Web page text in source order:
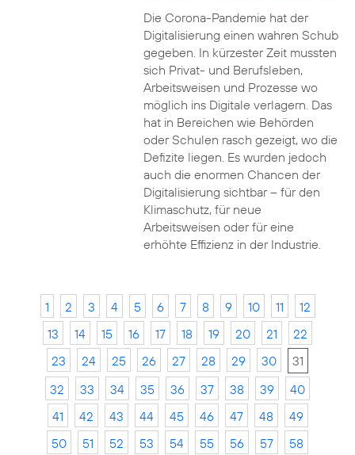
Die Corona-Pandemie hat der
Digitalisierung einen wahren Schub
gegeben. In kürzester Zeit mussten
sich Privat- und Berufsleben,
Arbeitsweisen und Prozesse wo
möglich ins Digitale verlagern. Das
hat in Bereichen wie Behörden
oder Schulen rasch gezeigt, wo die
Defizite liegen. Es wurden jedoch
auch die enormen Chancen der
Digitalisierung sichtbar – für den
Klimaschutz, für neue
Arbeitsweisen oder für eine
erhöhte Effizienz in der Industrie.
1 2 3 4 5 6 7 8 9 10 11
12
13
14 15 16 17 18 19 20 21
22
23
24 25 26 27 28 29 30
31
32
33 34 35 36 37 38 39
40
41
42 43 44 45 46 47 48
49
50
51 52 53 54 55 56 57
58